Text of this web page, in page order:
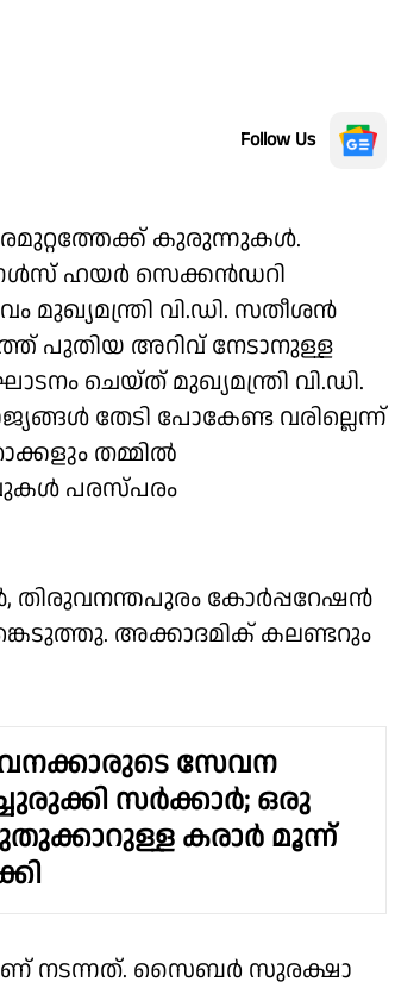
Follow Us
കുരുന്നുകൾ.
ഹയർ സെക്കൻഡറി
വി.ഡി. സതീശൻ
പുതിയ അറിവ് നേടാനുള്ള
ചെയ്ത് മുഖ്യമന്ത്രി വി.ഡി.
തേടി പോകേണ്ട വരില്ലെന്ന്
തമ്മിൽ
പരസ്പരം
തിരുവനന്തപുരം കോർപ്പറേഷൻ
അക്കാദമിക് കലണ്ടറും
സേവന
സർക്കാർ; ഒരു
കരാർ മൂന്ന്
നടന്നത്. സൈബർ സുരക്ഷാ